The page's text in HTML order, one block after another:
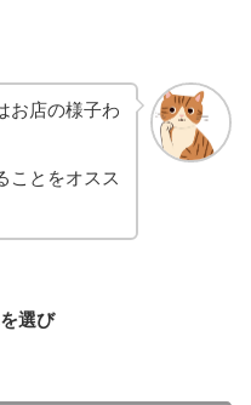
お店の様子わ
ことをオスス
選び